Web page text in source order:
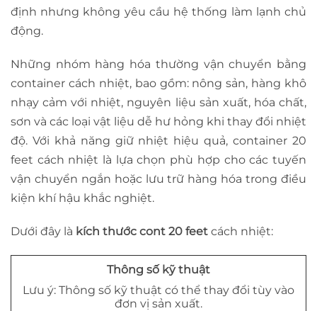
định nhưng không yêu cầu hệ thống làm lạnh chủ
động.
Những nhóm hàng hóa thường vận chuyển bằng
container cách nhiệt, bao gồm: nông sản, hàng khô
nhạy cảm với nhiệt, nguyên liệu sản xuất, hóa chất,
sơn và các loại vật liệu dễ hư hỏng khi thay đổi nhiệt
độ. Với khả năng giữ nhiệt hiệu quả, container 20
feet cách nhiệt là lựa chọn phù hợp cho các tuyến
vận chuyển ngắn hoặc lưu trữ hàng hóa trong điều
kiện khí hậu khắc nghiệt.
Dưới đây là kích thước cont 20 feet cách nhiệt:
Thông số kỹ thuật
Lưu ý: Thông số kỹ thuật có thể thay đổi tùy vào
đơn vị sản xuất.